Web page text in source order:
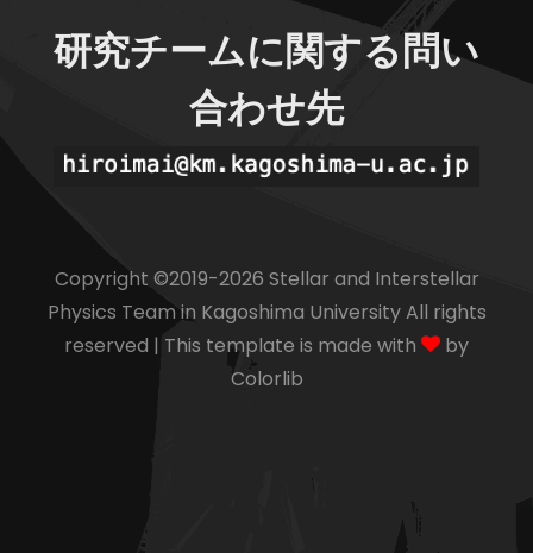
研究チームに関する問い
合わせ先
Copyright ©2019-2026 Stellar and Interstellar
Physics Team in Kagoshima University All rights
reserved | This template is made with
by
Colorlib